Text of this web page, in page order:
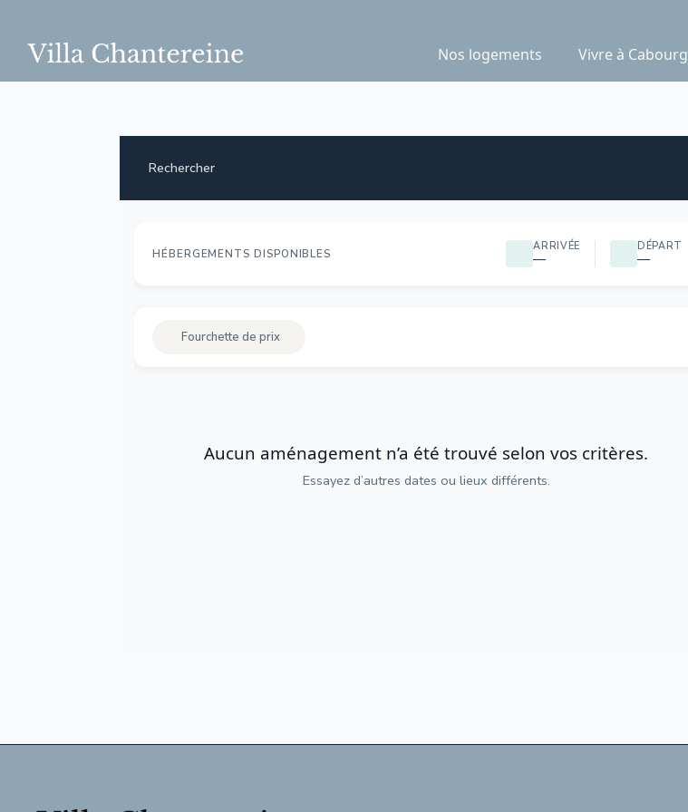
Nos logements Vivre à Cabourg
Rechercher
HÉBERGEMENTS DISPONIBLES
ARRIVÉE
—
DÉPART
—
Fourchette de prix
Aucun aménagement n’a été trouvé selon vos critères.
Essayez d’autres dates ou lieux différents.